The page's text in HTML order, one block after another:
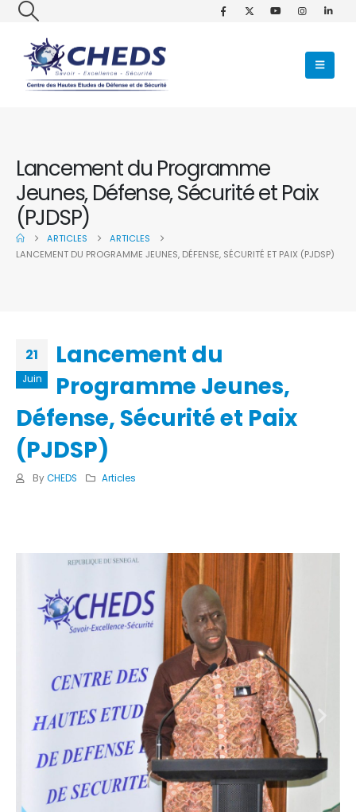
Lancement du Programme
Jeunes, Défense, Sécurité et Paix
(PJDSP)
ARTICLES
ARTICLES
LANCEMENT DU PROGRAMME JEUNES, DÉFENSE, SÉCURITÉ ET PAIX (PJDSP)
21
Juin
Lancement du
Programme Jeunes,
Défense, Sécurité et Paix
(PJDSP)
By CHEDS Articles